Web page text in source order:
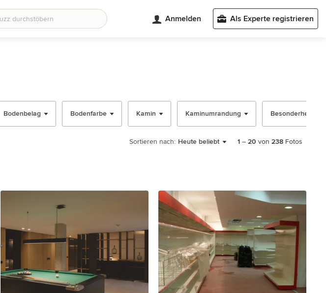
Anmelden Als Experte registrieren
Bodenbelag Bodenfarbe Kamin Kaminumrandung Besonderheit
Sortieren nach: Heute beliebt 1 – 20 von 238 Fotos